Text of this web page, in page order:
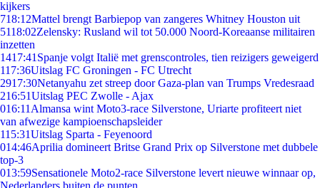
kijkers
718:12Mattel brengt Barbiepop van zangeres Whitney Houston uit
5118:02Zelensky: Rusland wil tot 50.000 Noord-Koreaanse militairen
inzetten
1417:41 Spanje volgt Italië met grenscontroles, tien reizigers geweigerd
117:36Uitslag FC Groningen - FC Utrecht
2917:30Netanyahu zet streep door Gaza-plan van Trumps Vredesraad
216:51Uitslag PEC Zwolle - Ajax
016:11 Almansa wint Moto3-race Silverstone, Uriarte profiteert niet
van afwezige kampioenschapsleider
115:31Uitslag Sparta - Feyenoord
014:46Aprilia domineert Britse Grand Prix op Silverstone met dubbele
top-3
013:59Sensationele Moto2-race Silverstone levert nieuwe winnaar op,
Nederlanders buiten de punten